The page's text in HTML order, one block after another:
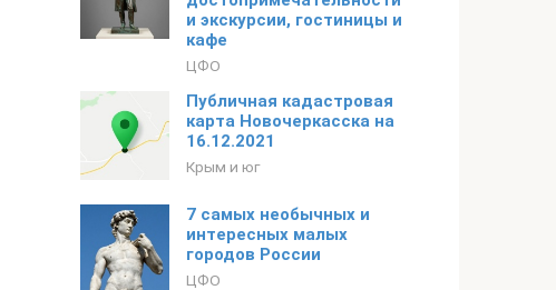
и экскурсии, гостиницы и
кафе
ЦФО
Публичная кадастровая
карта Новочеркасска на
16.12.2021
Крым и юг
7 самых необычных и
интересных малых
городов России
ЦФО